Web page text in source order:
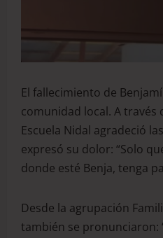
El fallecimiento de
comunidad local. A través
Escuela Nidal agradeció
expresó su dolor: “Solo
donde esté Benja, tenga
Desde la agrupación
también se pronunciaron: